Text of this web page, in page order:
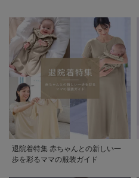
退院着特集 赤ちゃんとの新しい一
歩を彩るママの服装ガイド